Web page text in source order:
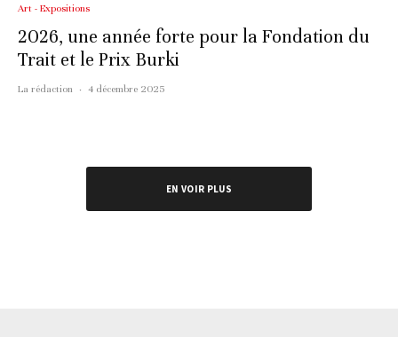
Art - Expositions
2026, une année forte pour la Fondation du
Trait et le Prix Burki
La rédaction · 4 décembre 2025
EN VOIR PLUS